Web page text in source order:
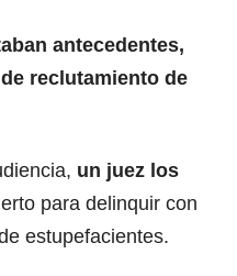
antecedentes,
reclutamiento de
un juez los
para delinquir con
estupefacientes.